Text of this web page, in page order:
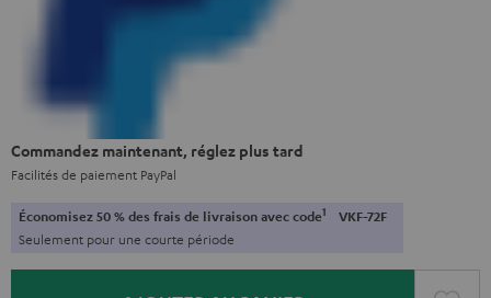
Commandez maintenant, réglez plus tard
Facilités de paiement PayPal
Économisez 50 % des frais de livraison avec code1 VKF-72F
Seulement pour une courte période